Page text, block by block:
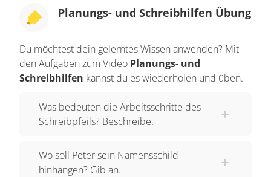
Schreibpfeil ist. Dieser Pfeil zeigt uns wie wir in 5
Schritten eine tolle Geschichte schreiben. Zuerst
seine Geschichte. Planen heißt sich überlegen
worum sich die Geschichte handeln soll. Peter
Monster schreiben. Aber es soll ein nettes
Monster sein. Jetzt möchte Peter anfangen seine
Deshalb hängt er seinen Namen jetzt an die 2.
Planungs- und Schreibhilfen Übung
Du möchtest dein gelerntes Wissen anwenden? Mit
den Aufgaben zum Video Planungs- und
Schreibhilfen kannst du es wiederholen und üben.
Was bedeuten die Arbeitsschritte des
Schreibpfeils? Beschreibe.
Wo soll Peter sein Namensschild
hinhängen? Gib an.